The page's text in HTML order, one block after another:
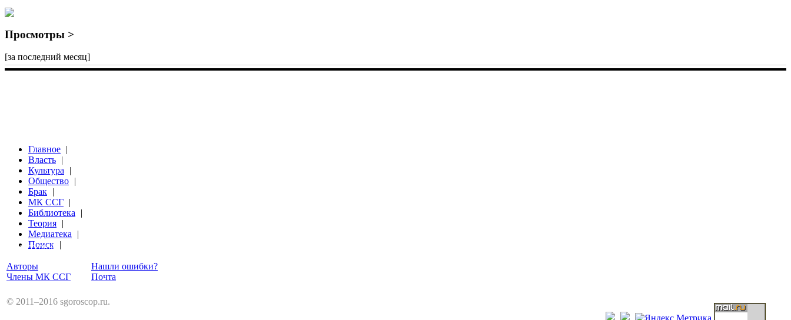
Просмотры >
[за последний месяц]
Главное |
Власть |
Культура
|
Общество |
Брак |
МК ССГ |
Библиотека
|
Теория |
Медиатека
|
Поиск |
Структурный Гороскоп
Авторы
Члены МК ССГ
Нашли ошибки?
Почта
© 2011–2016 sgoroscop.ru.